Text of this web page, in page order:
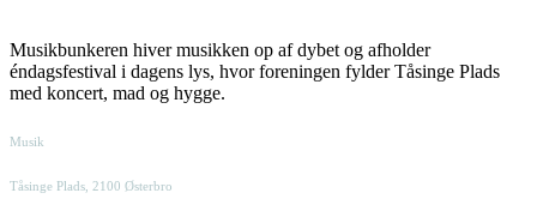
Musikbunkeren hiver musikken op af dybet og afholder
éndagsfestival i dagens lys, hvor foreningen fylder Tåsinge Plads
med koncert, mad og hygge.
Musik
Tåsinge Plads, 2100 Østerbro